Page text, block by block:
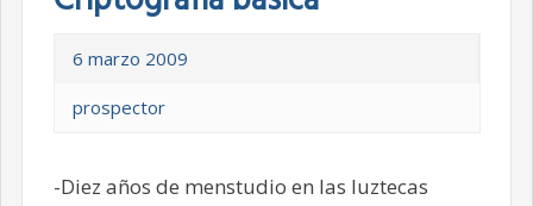
6 marzo 2009
prospector
-Diez años de menstudio en las luztecas